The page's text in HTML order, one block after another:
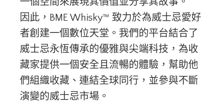
因此，BME Whisky™ 致力於為威士忌愛好
者創建一個數位天堂。我們的平台結合了
威士忌永恆傳承的優雅與尖端科技，為收
藏家提供一個安全且流暢的體驗，幫助他
們組織收藏、連結全球同行，並參與不斷
演變的威士忌市場。